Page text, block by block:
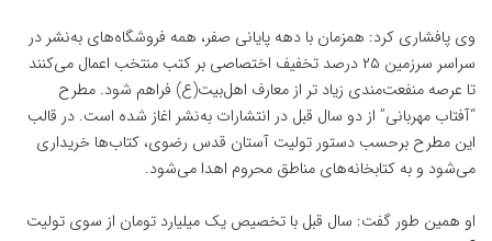
وی پافشاری کرد: همزمان با دهه پایانی صفر، همه فروشگاه‌های به‌نشر در
سراسر سرزمین ۲۵ درصد تخفیف اختصاصی بر کتب منتخب اعمال می‌کنند
تا عرصه منفعت‌مندی زیاد تر از معارف اهل‌بیت(ع) فراهم شود. مطرح
“آفتاب مهربانی” از دو سال قبل در انتشارات به‌نشر اغاز شده است. در قالب
این مطرح برحسب دستور تولیت آستان قدس رضوی، کتاب‌ها خریداری
می‌شود و به کتابخانه‌های مناطق محروم اهدا می‌شود.
او همین طور گفت: سال قبل با تخصیص یک میلیارد تومان از سوی تولیت